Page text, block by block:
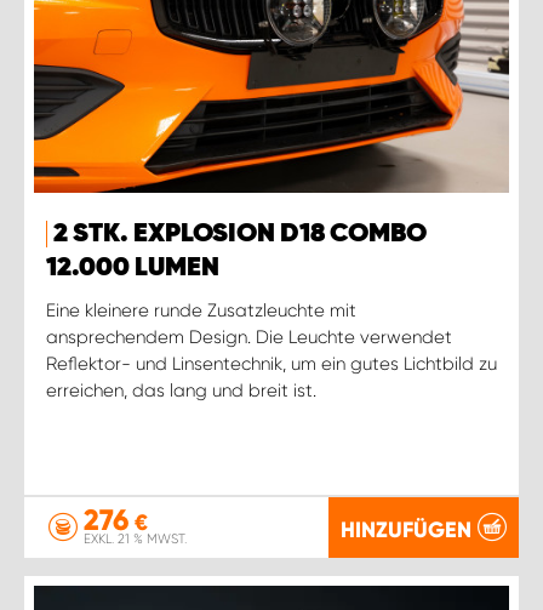
2 STK. EXPLOSION D18 COMBO
12.000 LUMEN
Eine kleinere runde Zusatzleuchte mit
ansprechendem Design. Die Leuchte verwendet
Reflektor- und Linsentechnik, um ein gutes Lichtbild zu
erreichen, das lang und breit ist.
276 €
EXKL. 21 % MWST. HINZUFÜGEN